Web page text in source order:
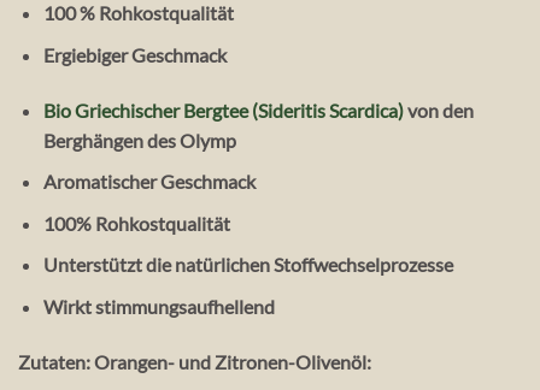
100 % Rohkostqualität
Ergiebiger Geschmack
Bio Griechischer Bergtee (Sideritis Scardica)von den
Berghängen des Olymp
Aromatischer Geschmack
100% Rohkostqualität
Unterstützt die natürlichen Stoffwechselprozesse
Wirkt stimmungsaufhellend
Zutaten: Orangen- und Zitronen-Olivenöl: